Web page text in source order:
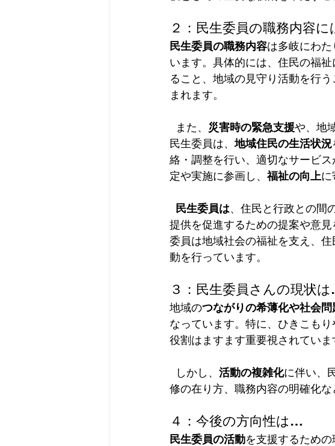
２：民生委員の職務内容
民生委員の職務内容は多岐にわ
います。具体的には、住民の福
ること、地域の見守り活動を行う
まれます。
  また、
災害時の緊急支援や、地
民生委員は、地域住民の生活状況
絡・調整を行い、適切なサービ
定や実施に参画し、 福祉の向上に
民生委員は、住民と行政との間
提供を促進するための提案や意
委員は地域社会の福祉を支え、
動を行っています。
３：民生委員さんの現状
地域のつながりの希薄化や社会
なっています。特に、ひきこも
役割はますます重要視されていま
  しかし、
活動の複雑化に伴い、
修の在り方、職務内容の明確化
４：今後の方向性は…
民生委員の活動を支援するため